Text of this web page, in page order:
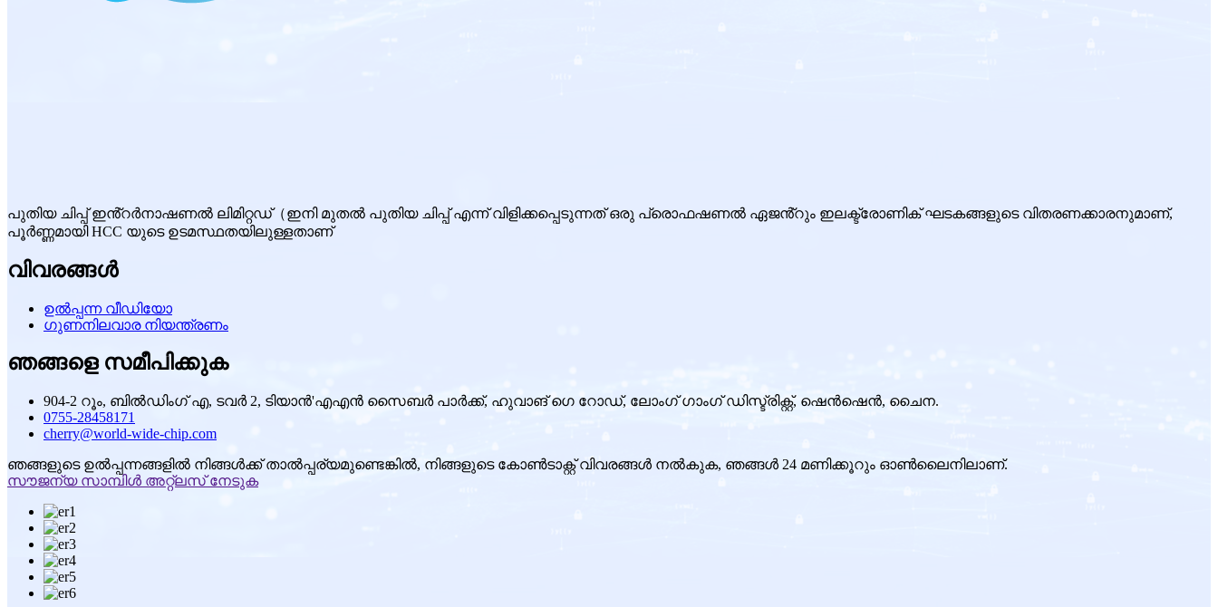
പുതിയ ചിപ്പ് ഇൻ്റർനാഷണൽ ലിമിറ്റഡ്（ഇനി മുതൽ പുതിയ ചിപ്പ് എന്ന് വിളിക്കപ്പെടുന്നത് ഒരു പ്രൊഫഷണൽ ഏജൻ്റും ഇലക്ട്രോണിക് ഘടകങ്ങളുടെ വിതരണക്കാരനുമാണ്,
പൂർണ്ണമായി HCC യുടെ ഉടമസ്ഥതയിലുള്ളതാണ്
വിവരങ്ങൾ
ഉൽപ്പന്ന വീഡിയോ
ഗുണനിലവാര നിയന്ത്രണം
ഞങ്ങളെ സമീപിക്കുക
904-2 റൂം, ബിൽഡിംഗ് എ, ടവർ 2, ടിയാൻ'എഎൻ സൈബർ പാർക്ക്, ഹുവാങ് ഗെ റോഡ്, ലോംഗ് ഗാംഗ് ഡിസ്ട്രിക്റ്റ്, ഷെൻഷെൻ, ചൈന.
0755-28458171
cherry@world-wide-chip.com
ഞങ്ങളുടെ ഉൽപ്പന്നങ്ങളിൽ നിങ്ങൾക്ക് താൽപ്പര്യമുണ്ടെങ്കിൽ, നിങ്ങളുടെ കോൺടാക്റ്റ് വിവരങ്ങൾ നൽകുക, ഞങ്ങൾ 24 മണിക്കൂറും ഓൺലൈനിലാണ്.
സൗജന്യ സാമ്പിൾ അറ്റ്ലസ് നേടുക